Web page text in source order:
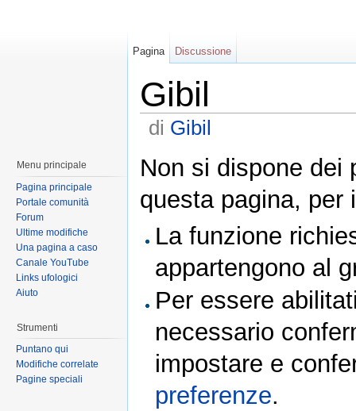
Gibil
di Gibil
Non si dispone dei
questa pagina, per
La funzione
appartengono al
Per essere
necessario
impostare e
preferenze.
Pagina Discussione
Menu principale
Pagina principale
Portale comunità
Forum
Ultime modifiche
Una pagina a caso
Canale YouTube
Links ufologici
Aiuto
Strumenti
Puntano qui
Modifiche correlate
Pagine speciali